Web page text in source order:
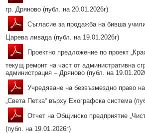
гр. Дряново (публ. на 20.01.2026г)
Съгласие за продажба на бивша
Царева ливада (публ. на 19.01.2026г)
Проектно предложение по проект
текущ ремонт на част от административна
администрация – Дряново (публ. на
Учредяване на безвъзмездно право
„Света Петка“ върху Ехографска система
Отчет на Общинско предприятие
(публ. на 19.01.2026г)